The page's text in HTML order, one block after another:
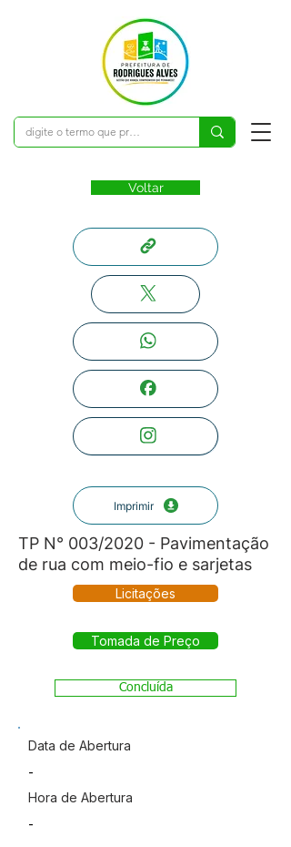
Voltar
Imprimir
TP N° 003/2020 - Pavimentação
de rua com meio-fio e sarjetas
Licitações
Tomada de Preço
Concluída
Data de Abertura
-
Hora de Abertura
-